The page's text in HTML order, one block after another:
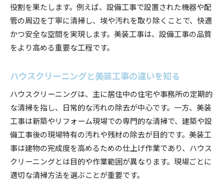
リフォーム時に押さえる設備工事と清掃の最適
な順序
設備工事から美装工事へのスムーズな流れ
リフォーム後のクリーニングタイミングと注意
設備工事完了後の美装工事で快適な仕上がりを
実現
リフォーム現場での設備工事と清掃の役割分担
設備工事を考慮した美装工事の進め方を紹介
美装工事の相場や作業範囲を徹底分析
設備工事後の美装工事の作業範囲を詳しく解説
美装工事の相場と設備工事の関係性を知る
役割を果たします。例えば、設備工事で設置された機器や配
管の周辺を丁寧に清掃し、埃や汚れを取り除くことで、快適
かつ安全な空間を実現します。美装工事は、設備工事の品質
をより高める重要な工程です。
ハウスクリーニングと美装工事の違いを知る
ハウスクリーニングは、主に居住中の住宅や事務所の定期的
な清掃を指し、日常的な汚れの除去が中心です。一方、美装
工事は新築やリフォーム現場での専門的な清掃で、建築や設
備工事後の現場特有の汚れや残材の除去が目的です。美装工
事は建物の完成度を高めるための仕上げ作業であり、ハウス
クリーニングとは目的や作業範囲が異なります。現場ごとに
適切な清掃方法を選ぶことが重要です。